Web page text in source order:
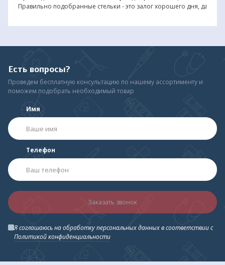
Правильно подобранные стельки - это залог хорошего дня, даже
Есть вопросы?
Проведем бесплатную консультацию по нашему ассортименту и
поможем подобрать необходимый товар
Имя
Телефон
Заказать звонок
Я соглашаюсь на обработку персональных данных в соответствии с
Политикой конфиденциальности